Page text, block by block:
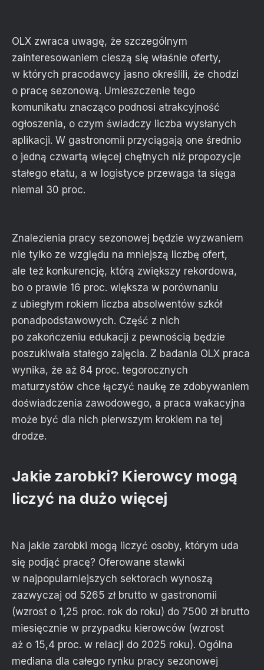
OLX zwraca uwagę, że szczególnym
zainteresowaniem cieszą się właśnie oferty,
w których pracodawcy jasno określili, że chodzi
o pracę sezonową. Umieszczenie tego
komunikatu znacząco podnosi atrakcyjność
ogłoszenia, o czym świadczy liczba wysłanych
aplikacji. W gastronomii przyciągają one średnio
o jedną czwartą więcej chętnych niż propozycje
stałego etatu, a w logistyce przewaga ta sięga
niemal 30 proc.
Znalezienia pracy sezonowej będzie wyzwaniem
nie tylko ze względu na mniejszą liczbę ofert,
ale też konkurencję, którą zwiększy rekordowa,
bo o prawie 16 proc. większa w porównaniu
z ubiegłym rokiem liczba absolwentów szkół
ponadpodstawowych. Część z nich
po zakończeniu edukacji z pewnością będzie
poszukiwała stałego zajęcia. Z badania OLX praca
wynika, że aż 84 proc. tegorocznych
maturzystów chce łączyć naukę ze zdobywaniem
doświadczenia zawodowego, a praca wakacyjna
może być dla nich pierwszym krokiem na tej
drodze.
Jakie zarobki? Kierowcy mogą
liczyć na dużo więcej
Na jakie zarobki mogą liczyć osoby, którym uda
się podjąć pracę? Oferowane stawki
w najpopularniejszych sektorach wynoszą
zazwyczaj od 5265 zł brutto w gastronomii
(wzrost o 1,25 proc. rok do roku) do 7500 zł brutto
miesięcznie w przypadku kierowców (wzrost
aż o 15,4 proc. w relacji do 2025 roku). Ogólna
mediana dla całego rynku pracy sezonowej